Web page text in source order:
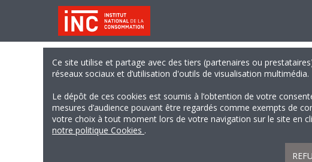
Ce site utilise et partage avec des tiers (partenaires ou
réseaux sociaux et d’utilisation d'outils de visualisation multimédia.
Le dépôt de ces cookies est soumis à l’obtention de votre
mesures d’audience pouvant être regardés comme exempts de
votre choix à tout moment lors de votre navigation sur le site en
notre politique Cookies .